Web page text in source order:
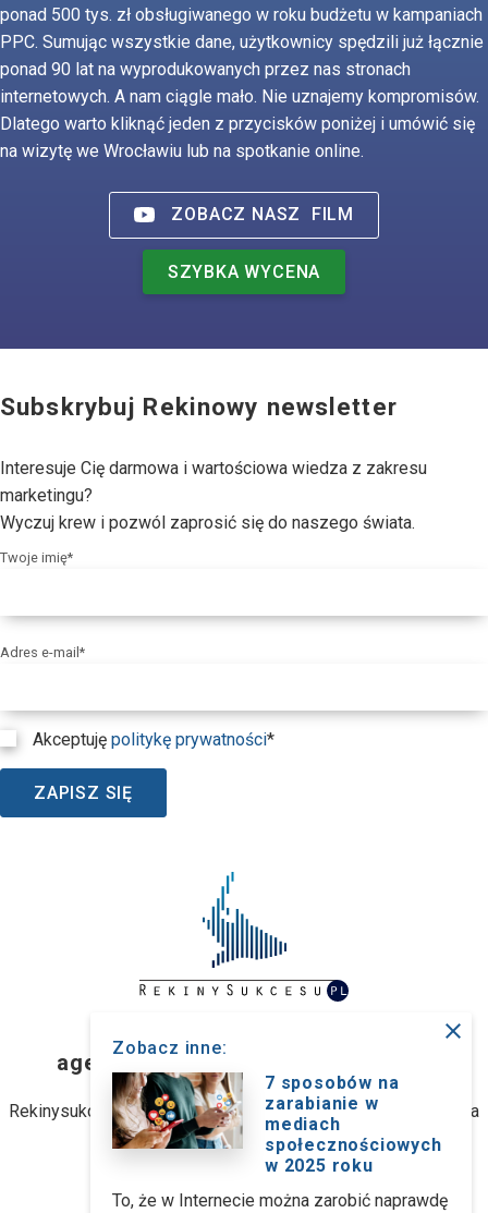
ponad 500 tys. zł obsługiwanego w roku budżetu w kampaniach
PPC. Sumując wszystkie dane, użytkownicy spędzili już łącznie
ponad 90 lat na wyprodukowanych przez nas stronach
internetowych. A nam ciągle mało. Nie uznajemy kompromisów.
Dlatego warto kliknąć jeden z przycisków poniżej i umówić się
na wizytę we Wrocławiu lub na spotkanie online.
ZOBACZ NASZ FILM
SZYBKA WYCENA
Subskrybuj Rekinowy newsletter
Interesuje Cię darmowa i wartościowa wiedza z zakresu
marketingu?
Wyczuj krew i pozwól zaprosić się do naszego świata.
Twoje imię*
Adres e-mail*
Akceptuję politykę prywatności*
ZAPISZ SIĘ
RekinySukcesu.pl
agencja interaktywna z Wrocławia
Rekinysukcesu.pl Sp. z o.o. (dawniej: Rekinysukcesu.pl Spółka
jawna M. Biernacki)
ul. Stanisławowska 47, 54-611 Wrocław
Zobacz inne:
close
7 sposobów na
zarabianie w
mediach
społecznościowych
w 2025 roku
To, że w Internecie można zarobić naprawdę